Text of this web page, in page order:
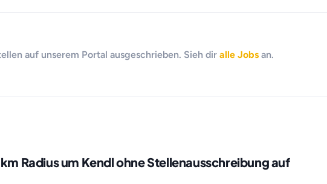
auf unserem Portal ausgeschrieben. Sieh dir alle Jobsan.
Radius um Kendl ohne Stellenausschreibung auf